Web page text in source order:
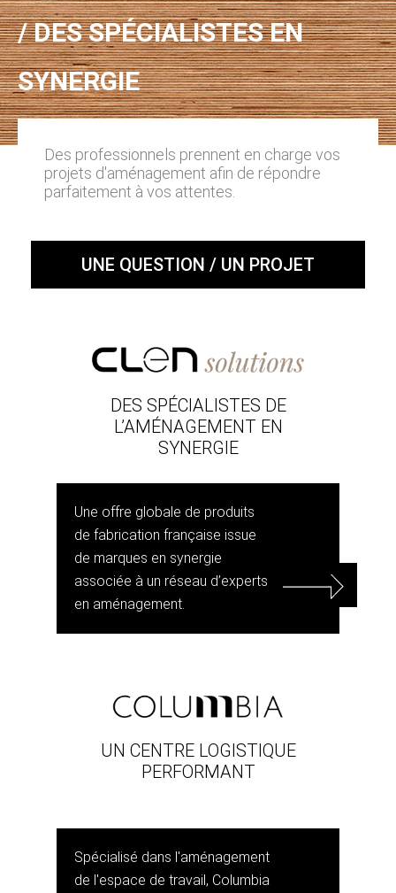
/ DES SPÉCIALISTES EN
SYNERGIE
Des professionnels prennent en charge vos
projets d'aménagement afin de répondre
parfaitement à vos attentes.
UNE QUESTION / UN PROJET
DES SPÉCIALISTES DE
L’AMÉNAGEMENT EN
SYNERGIE
Une offre globale de produits
de fabrication française issue
de marques en synergie
associée à un réseau d’experts
en aménagement.
UN CENTRE LOGISTIQUE
PERFORMANT
Spécialisé dans l'aménagement
de l'espace de travail, Columbia